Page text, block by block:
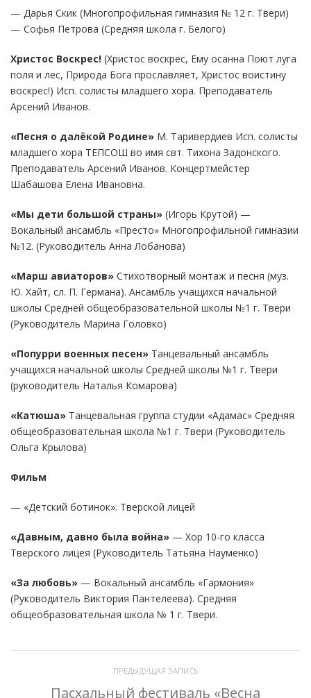
— Дарья Скик (Многопрофильная гимназия № 12 г. Твери)
— Софья Петрова (Средняя школа г. Белого)
Христос Воскрес! (Христос воскрес, Ему осанна Поют луга
поля и лес, Природа Бога прославляет, Христос воистину
воскрес!) Исп. солисты младшего хора. Преподаватель
Арсений Иванов.
«Песня о далёкой Родине» М. Таривердиев Исп. солисты
младшего хора ТЕПСОШ во имя свт. Тихона Задонского.
Преподаватель Арсений Иванов. Концертмейстер
Шабашова Елена Ивановна.
«Мы дети большой страны» (Игорь Крутой) —
Вокальный ансамбль «Престо» Многопрофильной гимназии
№12. (Руководитель Анна Лобанова)
«Марш авиаторов» Стихотворный монтаж и песня (муз.
Ю. Хайт, сл. П. Германа). Ансамбль учащихся начальной
школы Средней общеобразовательной школы №1 г. Твери
(Руководитель Марина Головко)
«Попурри военных песен» Танцевальный ансамбль
учащихся начальной школы Средней школы №1 г. Твери
(руководитель Наталья Комарова)
«Катюша» Танцевальная группа студии «Адамас» Средняя
общеобразовательная школа №1 г. Твери (Руководитель
Ольга Крылова)
Фильм
— «Детский ботинок». Тверской лицей
«Давным, давно была война» — Хор 10-го класса
Тверского лицея (Руководитель Татьяна Науменко)
«За любовь» — Вокальный ансамбль «Гармония»
(Руководитель Виктория Пантелеева). Средняя
общеобразовательная школа № 1 г. Твери.
ПРЕДЫДУЩАЯ ЗАПИСЬ
Пасхальный фестиваль «Весна